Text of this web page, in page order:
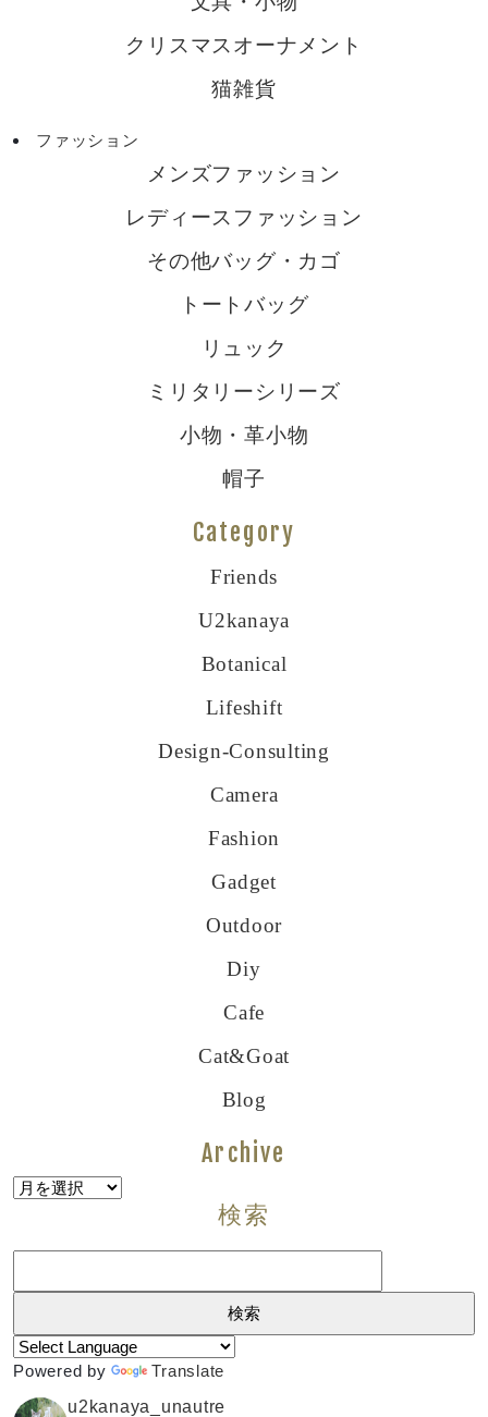
クリスマスオーナメント
猫雑貨
ファッション
メンズファッション
レディースファッション
その他バッグ・カゴ
トートバッグ
リュック
ミリタリーシリーズ
小物・革小物
帽子
Category
Friends
U2kanaya
Botanical
Lifeshift
Design-Consulting
Camera
Fashion
Gadget
Outdoor
Diy
Cafe
Cat&goat
Blog
Archive
Archive
検索
Powered by
Translate
u2kanaya_unautre